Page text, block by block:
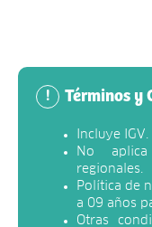
! Términos y
Incluye IGV.
No
regionales.
Política de
a 09 años
Otras